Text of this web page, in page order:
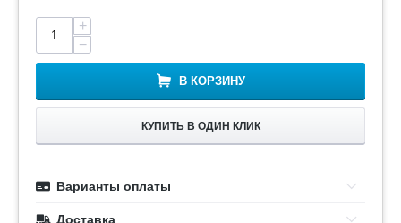
+
−
В КОРЗИНУ
КУПИТЬ В ОДИН КЛИК
Варианты оплаты
Доставка